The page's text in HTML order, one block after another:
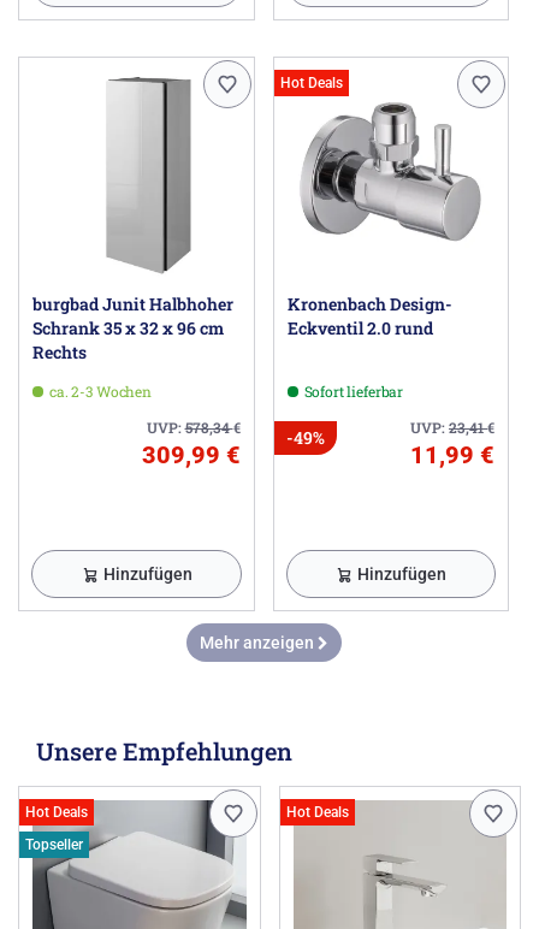
burgbad Junit Halbhoher
Schrank 35 x 32 x 96 cm
Rechts
ca. 2-3 Wochen
UVP:578,34€
309,99 €
Hinzufügen
Hot Deals
Kronenbach Design-
Eckventil 2.0 rund
Sofort lieferbar
UVP:23,41€
-49%
11,99 €
Hinzufügen
Mehr anzeigen
Unsere Empfehlungen
Hot Deals
Topseller
Hot Deals